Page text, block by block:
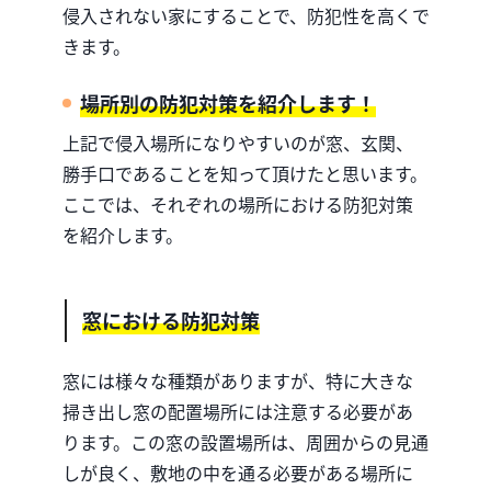
侵入されない家にすることで、防犯性を高くで
きます。
場所別の防犯対策を紹介します！
上記で侵入場所になりやすいのが窓、玄関、
勝手口であることを知って頂けたと思います。
ここでは、それぞれの場所における防犯対策
を紹介します。
窓における防犯対策
窓には様々な種類がありますが、特に大きな
掃き出し窓の配置場所には注意する必要があ
ります。この窓の設置場所は、周囲からの見通
しが良く、敷地の中を通る必要がある場所に